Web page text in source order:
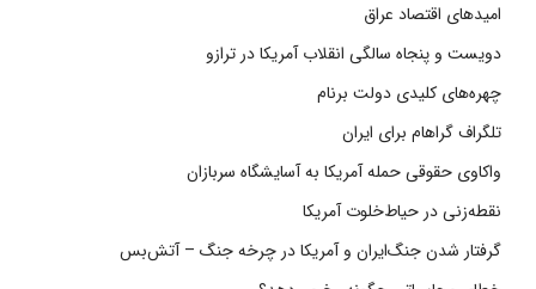
امیدهای اقتصاد عراق
دویست و پنجاه سالگی انقلاب آمریکا در ترازو
چهره‌های کلیدی دولت برنام
تلگراف گراهام برای ایران
واکاوی حقوقی حمله آمریکا به آسایشگاه سربازان
نقطه‌زنی در حیاط‌خلوت آمریکا
گرفتار شدن جنگ‌ایران و آمریکا در چرخه جنگ – آتش‌بس